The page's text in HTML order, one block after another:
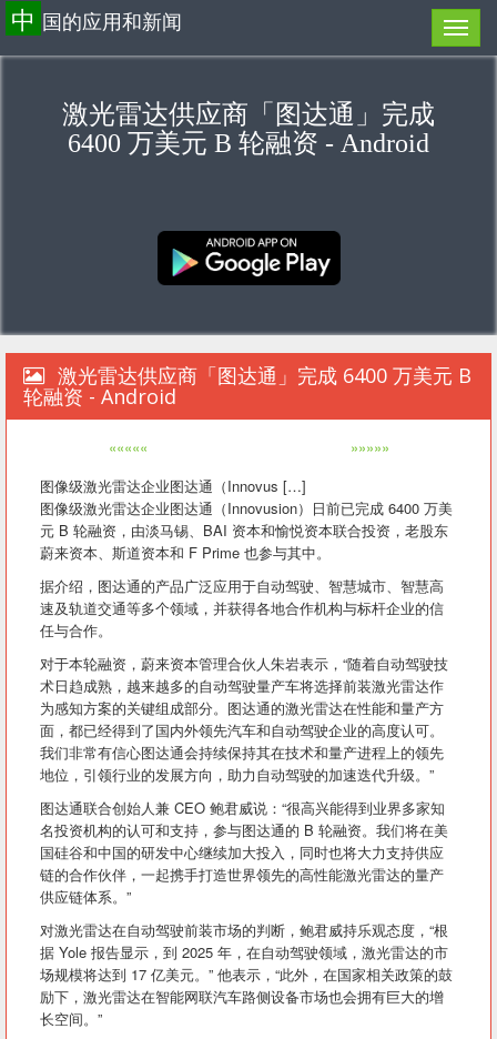
中 国的应用和新闻
激光雷达供应商「图达通」完成
6400 万美元 B 轮融资 - Android
激光雷达供应商「图达通」完成 6400 万美元 B
轮融资 - Android
«««««
»»»»»
图像级激光雷达企业图达通（Innovus […]
图像级激光雷达企业图达通（Innovusion）日前已完成 6400 万美
元 B 轮融资，由淡马锡、BAI 资本和愉悦资本联合投资，老股东
蔚来资本、斯道资本和 F Prime 也参与其中。
据介绍，图达通的产品广泛应用于自动驾驶、智慧城市、智慧高
速及轨道交通等多个领域，并获得各地合作机构与标杆企业的信
任与合作。
对于本轮融资，蔚来资本管理合伙人朱岩表示，“随着自动驾驶技
术日趋成熟，越来越多的自动驾驶量产车将选择前装激光雷达作
为感知方案的关键组成部分。图达通的激光雷达在性能和量产方
面，都已经得到了国内外领先汽车和自动驾驶企业的高度认可。
我们非常有信心图达通会持续保持其在技术和量产进程上的领先
地位，引领行业的发展方向，助力自动驾驶的加速迭代升级。”
图达通联合创始人兼 CEO 鲍君威说：“很高兴能得到业界多家知
名投资机构的认可和支持，参与图达通的 B 轮融资。我们将在美
国硅谷和中国的研发中心继续加大投入，同时也将大力支持供应
链的合作伙伴，一起携手打造世界领先的高性能激光雷达的量产
供应链体系。”
对激光雷达在自动驾驶前装市场的判断，鲍君威持乐观态度，“根
据 Yole 报告显示，到 2025 年，在自动驾驶领域，激光雷达的市
场规模将达到 17 亿美元。” 他表示，“此外，在国家相关政策的鼓
励下，激光雷达在智能网联汽车路侧设备市场也会拥有巨大的增
长空间。”